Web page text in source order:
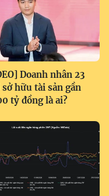
Doanh nhân 23
hữu tài sản gần
tỷ đồng là ai?